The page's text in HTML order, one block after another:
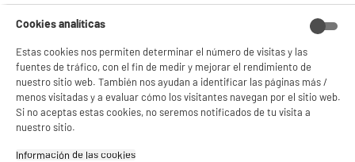
DEPOT
Con el fin de mejorar tu experiencia, y tras tu consentimiento, ELECTRO DEPOT
- compartir contenido adaptado a tus preferencias
- ofrecer publicidad y comunicaciones personalizadas
- facilitar el intercambio de contenido en las redes sociales
- analizar el tráfico en nuestro sitio web Consulta la política de cookies.
Consulta la política de cookies..
estadísticas anónimas basadas en tu navegación. Puedes oponerte a su uso
Cookies analíticas
Estas cookies nos permiten determinar el número de visitas y las
fuentes de tráfico, con el fin de medir y mejorar el rendimiento de
nuestro sitio web. También nos ayudan a identificar las páginas más /
menos visitadas y a evaluar cómo los visitantes navegan por el sitio web.
Si no aceptas estas cookies, no seremos notificados de tu visita a
nuestro sitio.
Información de las cookies‎